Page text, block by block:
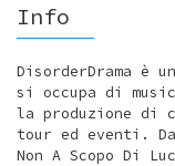
Info
DisorderDrama è
si occupa di
la produzione di
tour ed eventi.
Non A Scopo Di